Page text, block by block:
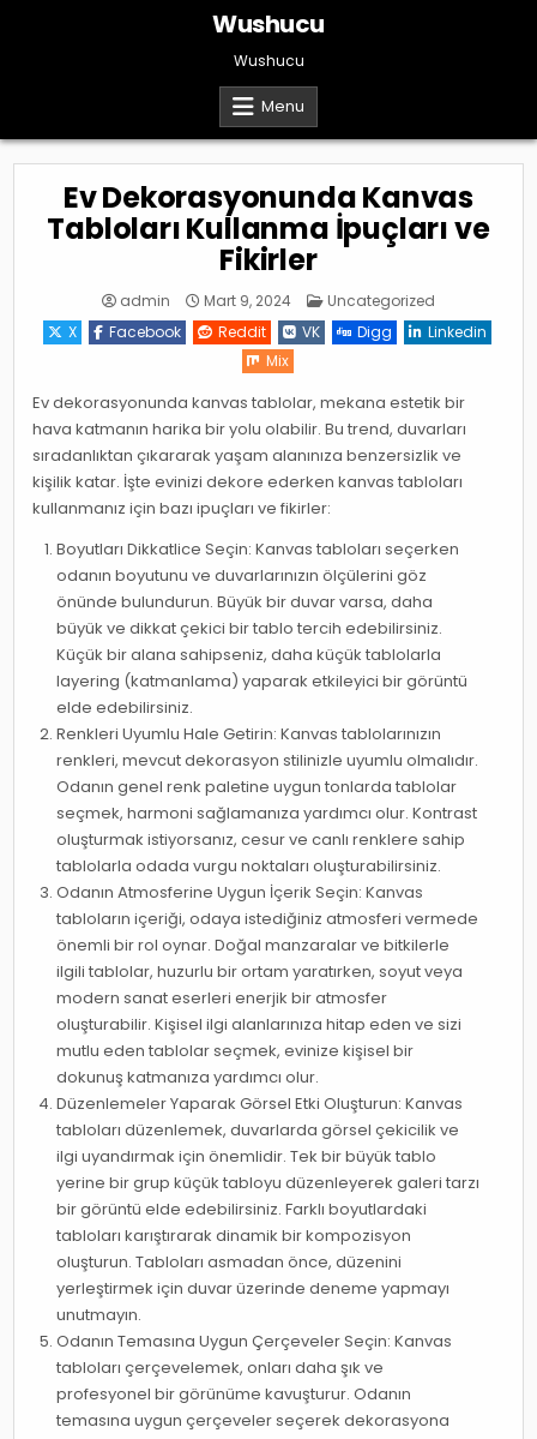
Wushucu
Wushucu
Menu
Ev Dekorasyonunda Kanvas
Tabloları Kullanma İpuçları ve
Fikirler
admin Mart 9, 2024 Posted
Uncategorized
X
Facebook Reddit VK Digg
Linkedin
Mix
Ev dekorasyonunda kanvas tablolar, mekana estetik bir
hava katmanın harika bir yolu olabilir. Bu trend, duvarları
sıradanlıktan çıkararak yaşam alanınıza benzersizlik ve
kişilik katar. İşte evinizi dekore ederken kanvas tabloları
kullanmanız için bazı ipuçları ve fikirler:
Boyutları Dikkatlice Seçin: Kanvas tabloları seçerken
odanın boyutunu ve duvarlarınızın ölçülerini göz
önünde bulundurun. Büyük bir duvar varsa, daha
büyük ve dikkat çekici bir tablo tercih edebilirsiniz.
Küçük bir alana sahipseniz, daha küçük tablolarla
layering (katmanlama) yaparak etkileyici bir görüntü
elde edebilirsiniz.
Renkleri Uyumlu Hale Getirin: Kanvas tablolarınızın
renkleri, mevcut dekorasyon stilinizle uyumlu olmalıdır.
Odanın genel renk paletine uygun tonlarda tablolar
seçmek, harmoni sağlamanıza yardımcı olur. Kontrast
oluşturmak istiyorsanız, cesur ve canlı renklere sahip
tablolarla odada vurgu noktaları oluşturabilirsiniz.
Odanın Atmosferine Uygun İçerik Seçin: Kanvas
tabloların içeriği, odaya istediğiniz atmosferi vermede
önemli bir rol oynar. Doğal manzaralar ve bitkilerle
ilgili tablolar, huzurlu bir ortam yaratırken, soyut veya
modern sanat eserleri enerjik bir atmosfer
oluşturabilir. Kişisel ilgi alanlarınıza hitap eden ve sizi
mutlu eden tablolar seçmek, evinize kişisel bir
dokunuş katmanıza yardımcı olur.
Düzenlemeler Yaparak Görsel Etki Oluşturun: Kanvas
tabloları düzenlemek, duvarlarda görsel çekicilik ve
ilgi uyandırmak için önemlidir. Tek bir büyük tablo
yerine bir grup küçük tabloyu düzenleyerek galeri tarzı
bir görüntü elde edebilirsiniz. Farklı boyutlardaki
tabloları karıştırarak dinamik bir kompozisyon
oluşturun. Tabloları asmadan önce, düzenini
yerleştirmek için duvar üzerinde deneme yapmayı
unutmayın.
Odanın Temasına Uygun Çerçeveler Seçin: Kanvas
tabloları çerçevelemek, onları daha şık ve
profesyonel bir görünüme kavuşturur. Odanın
temasına uygun çerçeveler seçerek dekorasyona